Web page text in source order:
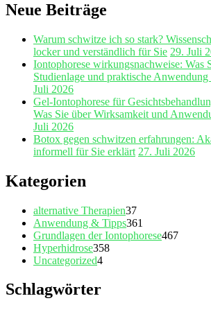
Neue Beiträge
Warum schwitze ich so stark?
locker und verständlich für Sie 29. Juli
Iontophorese wirkungsnachweise: Was
Studienlage und praktische Anwendung
Juli 2026
Gel‑Iontophorese für
Was Sie über Wirksamkeit und
Juli 2026
Botox gegen schwitzen erfahrungen:
informell für Sie erklärt 27. Juli 2026
Kategorien
alternative Therapien37
Anwendung & Tipps361
Grundlagen der Iontophorese467
Hyperhidrose358
Uncategorized4
Schlagwörter